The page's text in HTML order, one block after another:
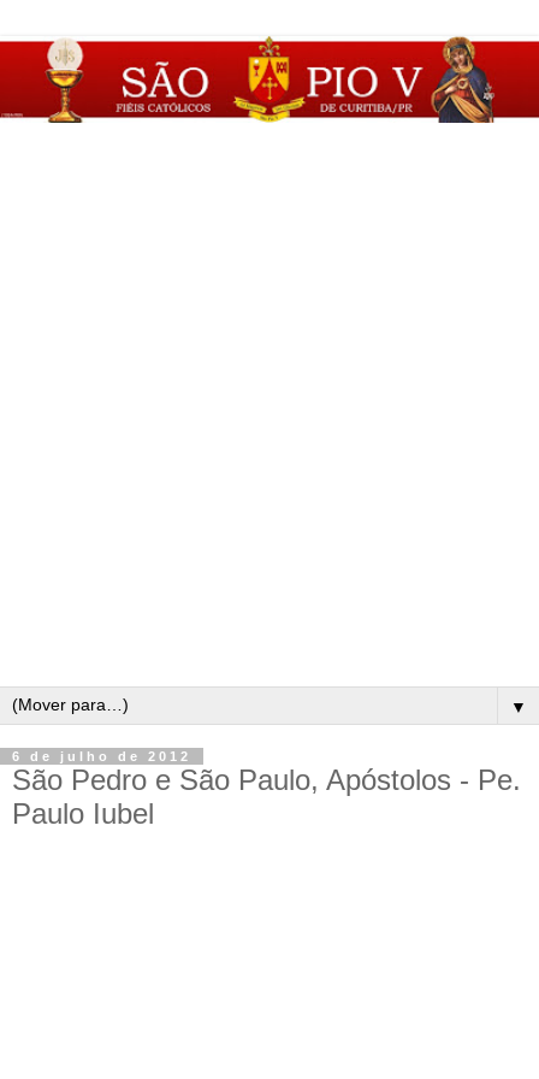
▼
6 de julho de 2012
São Pedro e São Paulo, Apóstolos - Pe.
Paulo Iubel